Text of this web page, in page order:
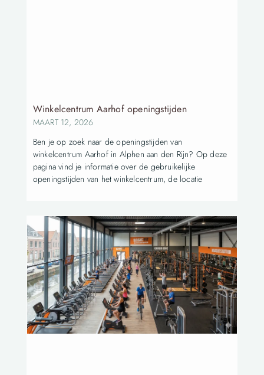
Winkelcentrum Aarhof openingstijden
MAART 12, 2026
Ben je op zoek naar de openingstijden van
winkelcentrum Aarhof in Alphen aan den Rijn? Op deze
pagina vind je informatie over de gebruikelijke
openingstijden van het winkelcentrum, de locatie